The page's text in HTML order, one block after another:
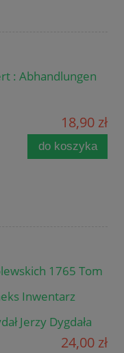
: Abhandlungen
18,90 zł
do koszyka
1765 Tom
Inwentarz
Jerzy Dygdała
24,00 zł